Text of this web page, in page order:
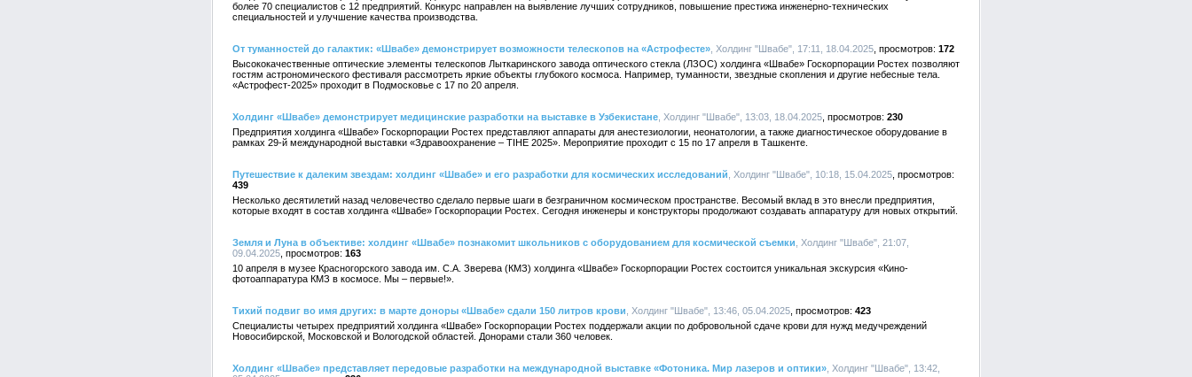
более 70 специалистов с 12 предприятий. Конкурс направлен на выявление лучших сотрудников, повышение престижа инженерно-технических
специальностей и улучшение качества производства.
От туманностей до галактик: «Швабе» демонстрирует возможности телескопов на «Астрофесте» , Холдинг "Швабе", 17:11, 18.04.2025
172
Высококачественные оптические элементы телескопов Лыткаринского завода оптического стекла (ЛЗОС) холдинга «Швабе» Госкорпорации Ростех позволяют
гостям астрономического фестиваля рассмотреть яркие объекты глубокого космоса. Например, туманности, звездные скопления и другие небесные тела.
«Астрофест-2025» проходит в Подмосковье с 17 по 20 апреля.
Холдинг «Швабе» демонстрирует медицинские разработки на выставке в Узбекистане , Холдинг "Швабе", 13:03, 18.04.2025
230
Предприятия холдинга «Швабе» Госкорпорации Ростех представляют аппараты для анестезиологии, неонатологии, а также диагностическое оборудование в
рамках 29-й международной выставки «Здравоохранение – TIHE 2025». Мероприятие проходит с 15 по 17 апреля в Ташкенте.
Путешествие к далеким звездам: холдинг «Швабе» и его разработки для космических исследований , Холдинг "Швабе", 10:18, 15.04.2025
439
Несколько десятилетий назад человечество сделало первые шаги в безграничном космическом пространстве. Весомый вклад в это внесли предприятия,
которые входят в состав холдинга «Швабе» Госкорпорации Ростех. Сегодня инженеры и конструкторы продолжают создавать аппаратуру для новых открытий.
Земля и Луна в объективе: холдинг «Швабе» познакомит школьников с оборудованием для космической съемки , Холдинг "Швабе", 21:07,
09.04.2025
163
10 апреля в музее Красногорского завода им. С.А. Зверева (КМЗ) холдинга «Швабе» Госкорпорации Ростех состоится уникальная экскурсия «Кино-
фотоаппаратура КМЗ в космосе. Мы – первые!».
Тихий подвиг во имя других: в марте доноры «Швабе» сдали 150 литров крови , Холдинг "Швабе", 13:46, 05.04.2025
423
Специалисты четырех предприятий холдинга «Швабе» Госкорпорации Ростех поддержали акции по добровольной сдаче крови для нужд медучреждений
Новосибирской, Московской и Вологодской областей. Донорами стали 360 человек.
Холдинг «Швабе» представляет передовые разработки на международной выставке «Фотоника. Мир лазеров и оптики» , Холдинг "Швабе", 13:42,